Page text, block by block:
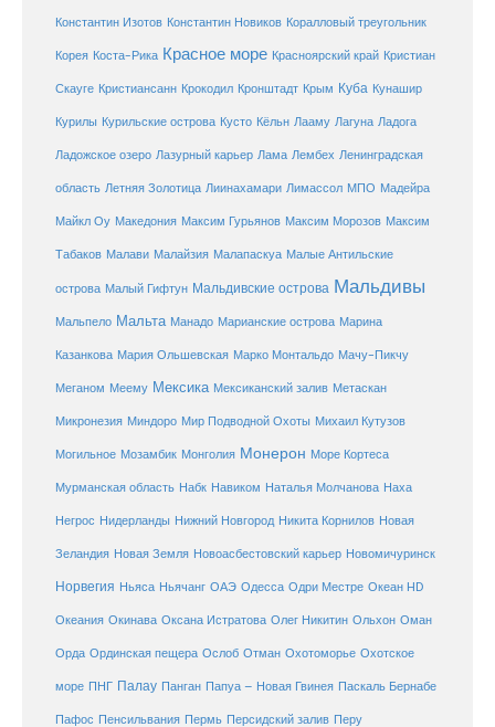
Константин Изотов Константин Новиков Коралловый треугольник
Корея Коста-Рика Красное море Красноярский край Кристиан
Скауге Кристиансанн Крокодил Кронштадт Крым Куба Кунашир
Курилы Курильские острова Кусто Кёльн Лааму Лагуна Ладога
Ладожское озеро Лазурный карьер Лама Лембех Ленинградская
область Летняя Золотица Лиинахамари Лимассол МПО Мадейра
Майкл Оу Македония Максим Гурьянов Максим Морозов Максим
Табаков Малави Малайзия Малапаскуа Малые Антильские
острова Малый Гифтун Мальдивские острова Мальдивы
Мальпело Мальта Манадо Марианские острова Марина
Казанкова Мария Ольшевская Марко Монтальдо Мачу-Пикчу
Меганом Меему Мексика Мексиканский залив Метаскан
Микронезия Миндоро Мир Подводной Охоты Михаил Кутузов
Могильное Мозамбик Монголия Монерон Море Кортеса
Мурманская область Набк Навиком Наталья Молчанова Наха
Негрос Нидерланды Нижний Новгород Никита Корнилов Новая
Зеландия Новая Земля Новоасбестовский карьер Новомичуринск
Норвегия Ньяса Ньячанг ОАЭ Одесса Одри Местре Океан HD
Океания Окинава Оксана Истратова Олег Никитин Ольхон Оман
Орда Ординская пещера Ослоб Отман Охотоморье Охотское
море ПНГ Палау Панган Папуа – Новая Гвинея Паскаль Бернабе
Пафос Пенсильвания Пермь Персидский залив Перу